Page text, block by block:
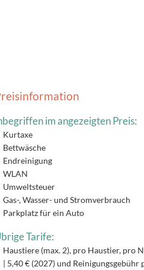
im angezeigten Preis:
Kurtaxe
Bettwäsche
Endreinigung
WLAN
Umweltsteuer
Gas-, Wasser- und Stromverbrauch
Parkplatz für ein Auto
Tarife:
Haustiere (max. 2), pro Haustier, pro
| 5,40 € (2027) und